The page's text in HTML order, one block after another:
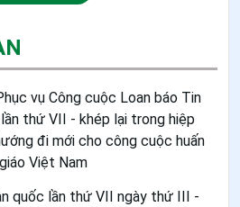
vụ Công cuộc Loan báo Tin
thứ VII - khép lại trong hiệp
đi mới cho công cuộc huấn
giáo Việt Nam
quốc lần thứ VII ngày thứ III -